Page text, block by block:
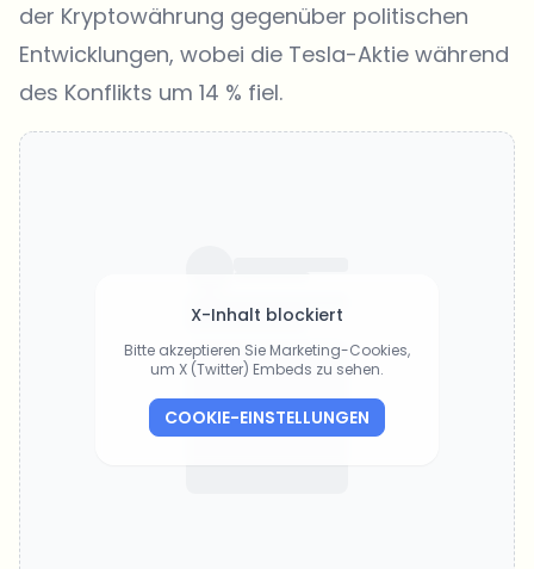
der Kryptowährung gegenüber politischen
Entwicklungen, wobei die Tesla-Aktie während
des Konflikts um 14 % fiel.
X-Inhalt blockiert
Bitte akzeptieren Sie Marketing-Cookies,
um X (Twitter) Embeds zu sehen.
COOKIE-EINSTELLUNGEN